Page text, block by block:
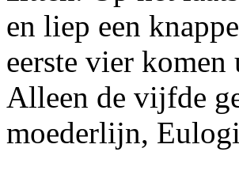
en liep een
eerste vier
Alleen de vijfde
moederlijn,